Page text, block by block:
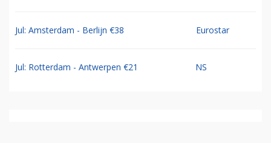
Jul: Amsterdam - Berlijn €38 Eurostar
Jul: Rotterdam - Antwerpen €21 NS